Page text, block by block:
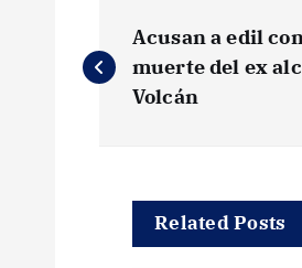
a
Acusan a edil
muerte del ex
Volcán
Related Posts